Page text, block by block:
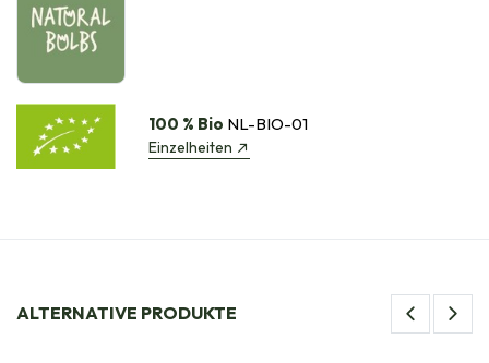
100 % Bio NL-BIO-01
Einzelheiten
ALTERNATIVE PRODUKTE